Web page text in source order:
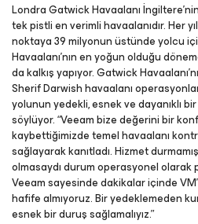
Londra Gatwick Havaalanı
tek pistli en verimli havaalanıdır. Her
noktaya 39 milyonun üstünde yolcu
Havaalanı’nın en yoğun olduğu
da kalkış yapıyor. Gatwick
Sherif Darwish havaalanı
yolunun yedekli, esnek ve dayanıklı
söylüyor. “Veeam bize değerini bir
kaybettiğimizde temel havaalanı
sağlayarak kanıtladı. Hizmet
olmasaydı durum operasyonel olarak
Veeam sayesinde dakikalar içinde
hafife almıyoruz. Bir yedeklemeden
esnek bir duruş sağlamalıyız.”